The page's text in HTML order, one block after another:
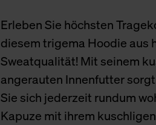
Erleben Sie höchsten
diesem trigema Hoodie aus
Sweatqualität! Mit seinem
angerauten Innenfutter
Sie sich jederzeit rundum
Kapuze mit ihrem